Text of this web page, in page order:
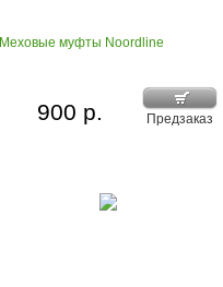
Меховые муфты Noordline
Предзаказ
900 р.